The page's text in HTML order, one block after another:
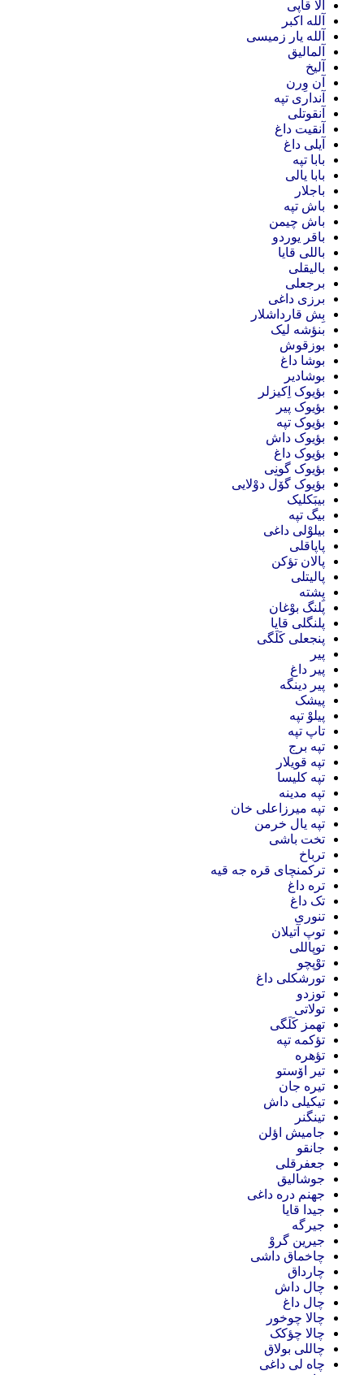
آلا قاپی
آلله اکبر
آلله یار زمیسی
آلمالیق
آلیخ
آن وِرن
آنداری تپه
آنقوتلی
آنقیت داغ
آیلی داغ
بابا تپه
بابا یالی
باجلار
باش تپه
باش چیمن
باقر یوردو
باللی قایا
بالیقلی
برجعلی
برزی داغی
بِش قارداشلار
بنؤشه لیک
بوزقوش
بوشا داغ
بوشادیر
بؤیوک اِکیزلر
بؤیوک پیر
بؤیوک تپه
بؤیوک داش
بؤیوک داغ
بؤیوک گونِی
بؤیوک گۆل دوْلایی
بیبَکلیک
بیگ تپه
بیلوْلی داغی
پاپاقلی
پالان تؤکن
پالیتلی
پِشته
پلنگ بوْغان
پلنگلی قایا
پنجعلی کَلَگی
پیر
پیر داغ
پیر دینگه
پیشک
پیلوْ تپه
تاپ تپه
تپه برج
تپه قویلار
تپه کلیسا
تپه مدینه
تپه میرزاعلی خان
تپه یال خرمن
تخت باشی
ترباخ
ترکمنچای قره جه قیه
تره داغ
تک داغ
تنوری
توپ آتیلان
توپاللی
توْپچو
تورشکلی داغ
توزدو
تولاتی
تهمز کَلَگی
تؤکمه تپه
تؤهره
تیر اۆستو
تیره جان
تیکیلی داش
تینگنر
جامیش اؤلن
جانقو
جعفرقلی
جوشالیق
جهنم دره داغی
جیدا قایا
جیرگه
جیرین گروْ
چاخماق داشی
چارداق
چال داش
چال داغ
چالا چوخور
چالا چؤکک
چاللی بولاق
چاه لی داغی